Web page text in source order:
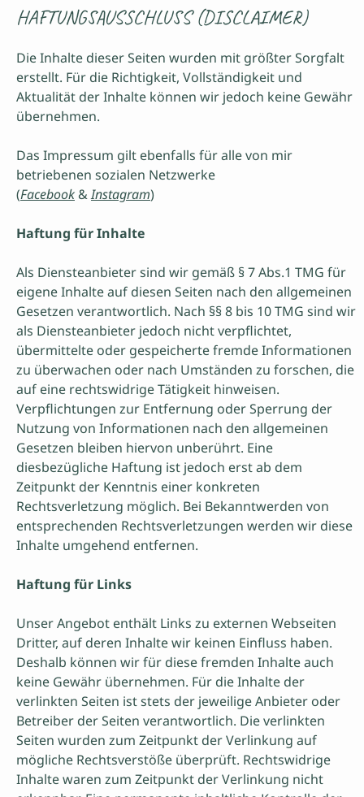
HAFTUNGSAUSSCHLUSS (DISCLAIMER)
Die Inhalte dieser Seiten wurden mit größter Sorgfalt
erstellt. Für die Richtigkeit, Vollständigkeit und
Aktualität der Inhalte können wir jedoch keine Gewähr
übernehmen.
Das Impressum gilt ebenfalls für alle von mir
betriebenen sozialen Netzwerke
(Facebook &Instagram)
Haftung für Inhalte
Als Diensteanbieter sind wir gemäß § 7 Abs.1 TMG für
eigene Inhalte auf diesen Seiten nach den allgemeinen
Gesetzen verantwortlich. Nach §§ 8 bis 10 TMG sind wir
als Diensteanbieter jedoch nicht verpflichtet,
übermittelte oder gespeicherte fremde Informationen
zu überwachen oder nach Umständen zu forschen, die
auf eine rechtswidrige Tätigkeit hinweisen.
Verpflichtungen zur Entfernung oder Sperrung der
Nutzung von Informationen nach den allgemeinen
Gesetzen bleiben hiervon unberührt. Eine
diesbezügliche Haftung ist jedoch erst ab dem
Zeitpunkt der Kenntnis einer konkreten
Rechtsverletzung möglich. Bei Bekanntwerden von
entsprechenden Rechtsverletzungen werden wir diese
Inhalte umgehend entfernen.
Haftung für Links
Unser Angebot enthält Links zu externen Webseiten
Dritter, auf deren Inhalte wir keinen Einfluss haben.
Deshalb können wir für diese fremden Inhalte auch
keine Gewähr übernehmen. Für die Inhalte der
verlinkten Seiten ist stets der jeweilige Anbieter oder
Betreiber der Seiten verantwortlich. Die verlinkten
Seiten wurden zum Zeitpunkt der Verlinkung auf
mögliche Rechtsverstöße überprüft. Rechtswidrige
Inhalte waren zum Zeitpunkt der Verlinkung nicht